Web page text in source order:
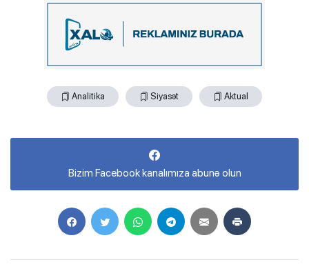
Analitika Siyasət Aktual
Bizim Facebook kanalımıza abunə olun